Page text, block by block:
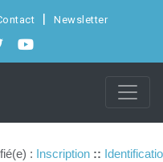
Newsletter
: Inscription ::